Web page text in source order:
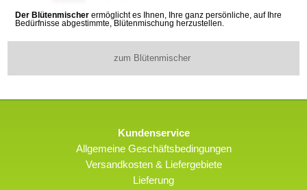
Der Blütenmischer ermöglicht es Ihnen, Ihre ganz persönliche, auf Ihre
Bedürfnisse abgestimmte, Blütenmischung herzustellen.
zum Blütenmischer
Kundenservice
Allgemeine Geschäftsbedingungen
Versandkosten & Liefergebiete
Lieferung